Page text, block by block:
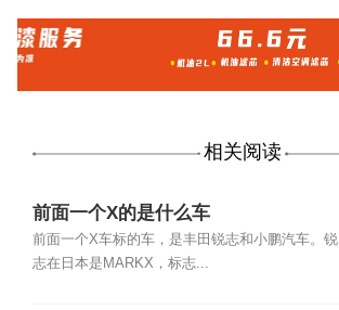
相关阅读
前面一个X的是什么车
前面一个X车标的车，是丰田锐志和小鹏汽车。锐
志在日本是MARKX，标志...